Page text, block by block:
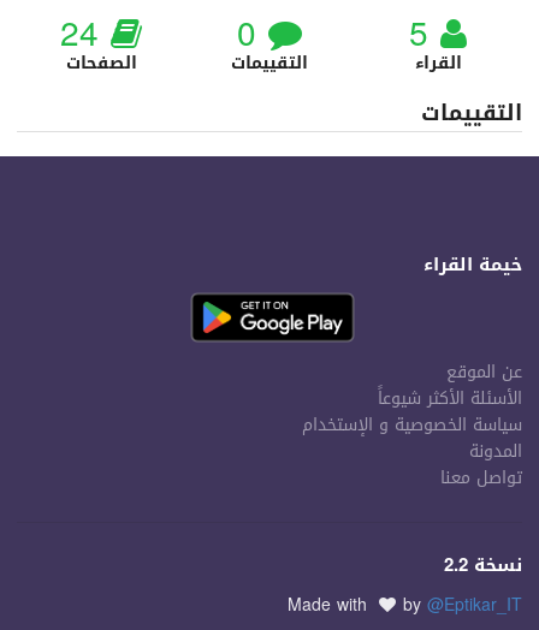
القراء 0
التقييمات 24
الصفحات
التقييمات
خيمة القراء
عن الموقع
الأسئلة الأكثر شيوعاً
سياسة الخصوصية و الإستخدام
المدونة
تواصل معنا
نسخة 2.2
Made with by@Eptikar_IT